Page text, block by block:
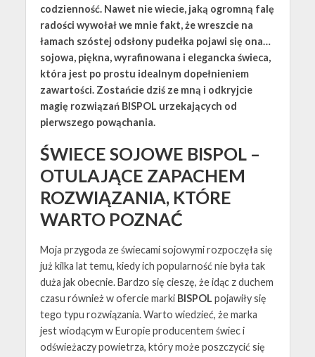
codzienność. Nawet nie wiecie, jaką ogromną falę
radości wywołał we mnie fakt, że wreszcie na
łamach szóstej odsłony pudełka pojawi się ona…
sojowa, piękna, wyrafinowana i elegancka świeca,
która jest po prostu idealnym dopełnieniem
zawartości. Zostańcie dziś ze mną i odkryjcie
magię rozwiązań BISPOL urzekających od
pierwszego powąchania.
ŚWIECE SOJOWE BISPOL –
OTULAJĄCE ZAPACHEM
ROZWIĄZANIA, KTÓRE
WARTO POZNAĆ
Moja przygoda ze świecami sojowymi rozpoczęła się
już kilka lat temu, kiedy ich popularność nie była tak
duża jak obecnie. Bardzo się cieszę, że idąc z duchem
czasu również w ofercie marki BISPOL pojawiły się
tego typu rozwiązania. Warto wiedzieć, że marka
jest wiodącym w Europie producentem świec i
odświeżaczy powietrza, który może poszczycić się